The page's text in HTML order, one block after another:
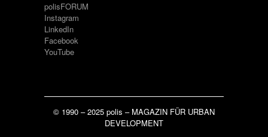
polisFORUM
Instagram
LinkedIn
Facebook
YouTube
© 1990 – 2025 polis – MAGAZIN FÜR URBAN
DEVELOPMENT